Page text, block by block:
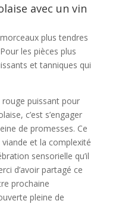
avec un vin
plus tendres
les pièces plus
et tanniques qui
rouge puissant pour
c’est s’engager
de promesses. Ce
et la complexité
sensorielle qu’il
d’avoir partagé ce
prochaine
pleine de